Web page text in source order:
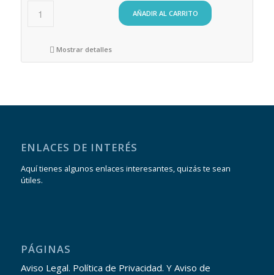
AÑADIR AL CARRITO
Mostrar detalles
ENLACES DE INTERÉS
Aquí tienes algunos enlaces interesantes, quizás te sean
útiles.
PÁGINAS
Aviso Legal. Política de Privacidad. Y Aviso de